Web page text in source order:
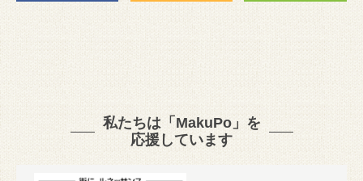
私たちは「MakuPo」を
応援しています